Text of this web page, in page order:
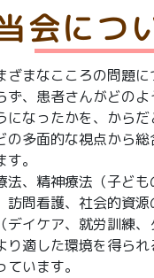
会につ
ざまなこころの問題
ず、患者さんがどの
になったかを、から
の多面的な視点から
。
法、精神療法（子ど
訪問看護、社会的資
デイケア、就労訓練、
り適した環境を得ら
います。